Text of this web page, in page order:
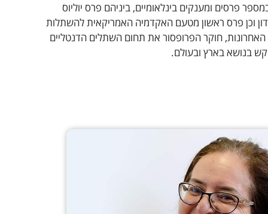
פרסים ומענקים בינלאומיים, ביניהם פרס יוליוס
וכן פרס ראשון מטעם האקדמיה האמריקאית להשתלות
השנים האחרונות, חוקר הפרופסור את תחום השתלים הדנטליים
בנושא בארץ ובעולם.